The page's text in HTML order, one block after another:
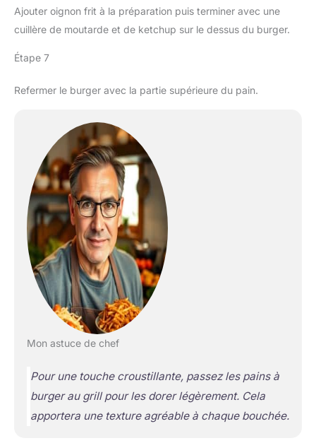
Ajouter oignon frit à la préparation puis terminer avec une
cuillère de moutarde et de ketchup sur le dessus du burger.
Étape 7
Refermer le burger avec la partie supérieure du pain.
Mon astuce de chef
Pour une touche croustillante, passez les pains à
burger au grill pour les dorer légèrement. Cela
apportera une texture agréable à chaque bouchée.